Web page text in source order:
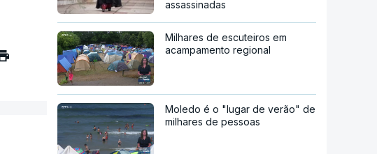
assassinadas
Milhares de escuteiros em
acampamento regional
Moledo é o "lugar de verão" de
milhares de pessoas